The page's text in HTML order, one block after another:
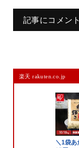
記事にコメン
メールアドレスは公開
また、コメント欄に
楽天 rakuten.co.jp